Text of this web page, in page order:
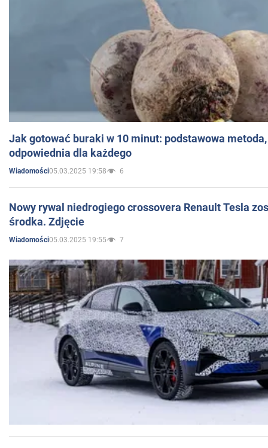
Jak gotować buraki w 10 minut: podstawowa
odpowiednia dla każdego
Wiadomości05.03.2025 19:58 6
Nowy rywal niedrogiego crossovera Renault Tesla
środka. Zdjęcie
Wiadomości05.03.2025 19:55 7